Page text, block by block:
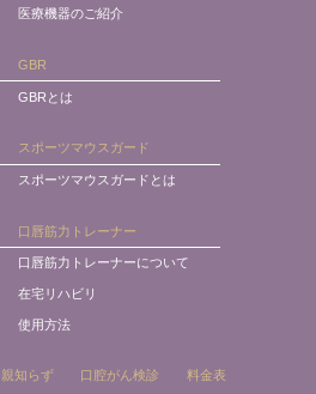
医療機器のご紹介
GBR
GBRとは
スポーツマウスガード
スポーツマウスガードとは
口唇筋力トレーナー
口唇筋力トレーナーについて
在宅リハビリ
使用方法
親知らず 口腔がん検診 料金表